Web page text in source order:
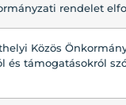
rendelet
Közös
és támogatásokról